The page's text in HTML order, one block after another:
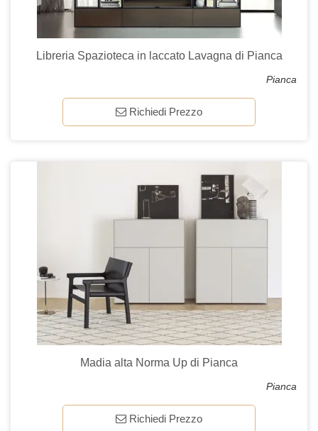
Libreria Spazioteca in laccato Lavagna di Pianca
Pianca
Richiedi Prezzo
Madia alta Norma Up di Pianca
Pianca
Richiedi Prezzo